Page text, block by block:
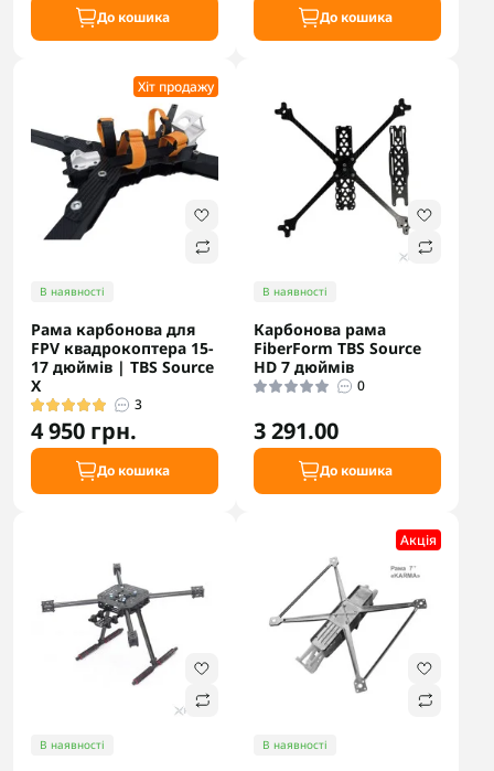
До кошика До кошика
Хіт продажу
В наявності
Рама карбонова для
FPV квадрокоптера 15-
17 дюймів | TBS Source
X
3
4 950 грн.
До кошика
В наявності
Карбонова рама
FiberForm TBS Source
HD 7 дюймів
0
3 291.00
До кошика
В наявності
Акцiя
В наявності